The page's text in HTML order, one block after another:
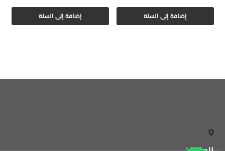
إضافة إلى السلة إضافة إلى السلة